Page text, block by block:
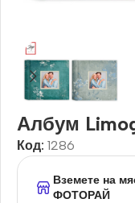
Албум
Код: 1286
Вземете на
ФОТОРАЙ